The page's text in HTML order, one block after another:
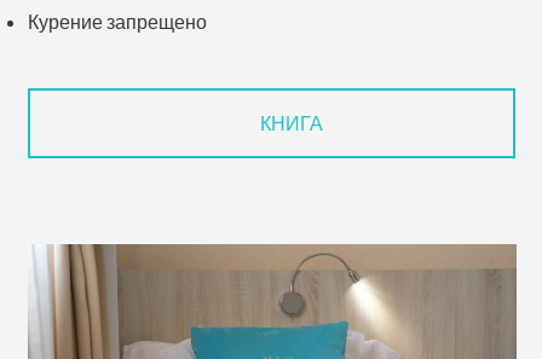
Курение запрещено
КНИГА